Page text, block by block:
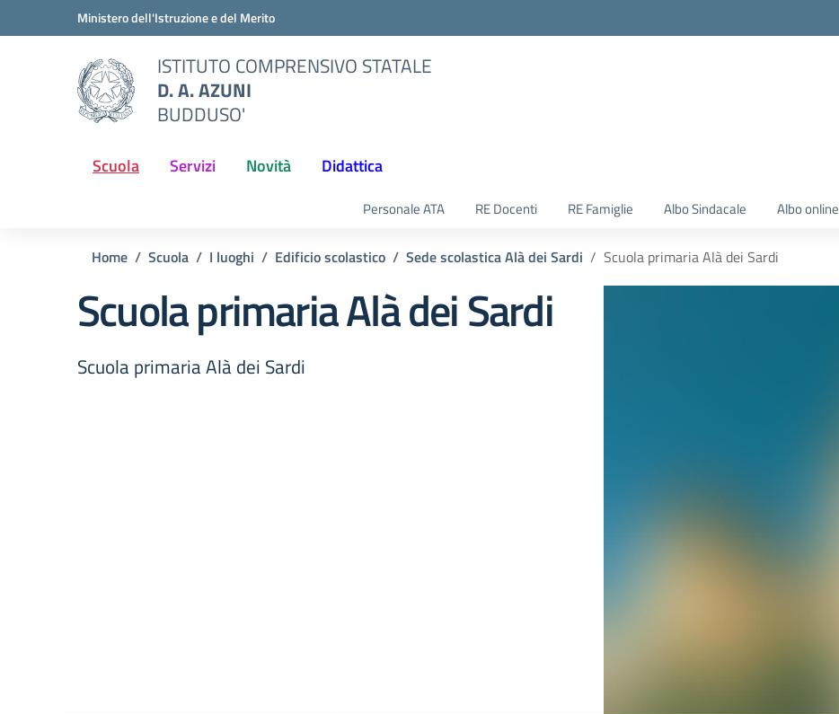
Vai ai contenuti
Vai al menu di navigazioneMinistero dell'Istruzione e del Merito
ISTITUTO COMPRENSIVO STATALE
D. A. AZUNI
BUDDUSO'
Scuola Servizi Novità Didattica
Personale ATA RE Docenti RE Famiglie Albo Sindacale Albo online
Home Scuola I luoghi Edificio scolastico Sede scolastica Alà dei Sardi Scuola primaria Alà dei Sardi
Scuola primaria Alà dei Sardi
Scuola primaria Alà dei Sardi